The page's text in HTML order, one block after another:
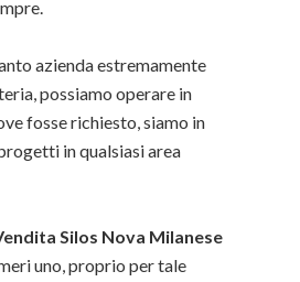
azienda estremamente
possiamo operare in
fosse richiesto, siamo in
in qualsiasi area
Silos Nova Milanese
uno, proprio per tale